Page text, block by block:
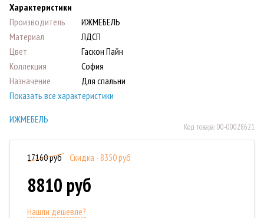
Характеристики
Производитель
ИЖМЕБЕЛЬ
Материал
ЛДСП
Цвет
Гаскон Пайн
Коллекция
София
Назначение
Для спальни
Показать все характеристики
ИЖМЕБЕЛЬ
Код товара:00-00028621
17160 руб Скидка - 8350 руб
8810 руб
Нашли дешевле?